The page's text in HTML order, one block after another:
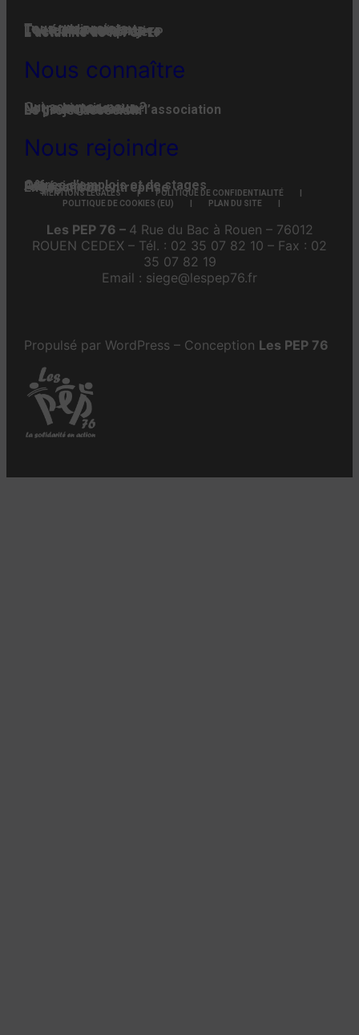
Tous nos projets
Les établissements
Toute l’actualité
L'actualité associative
L’actualité des projets
L’actualité de la FGPEP
Nous connaître
Qui-sommes-nous ?
Notre histoire
Notre organisation
La gouvernance de l’association
Le projet associatif
Nous rejoindre
Offres d’emplois et de stages
Adhésion
Faire un don
Engager son entreprise
MENTIONS LÉGALES
POLITIQUE DE CONFIDENTIALITÉ
POLITIQUE DE COOKIES (EU)
PLAN DU SITE
Les PEP 76 – 4 Rue du Bac à Rouen – 76012
ROUEN CEDEX – Tél. : 02 35 07 82 10 – Fax : 02
35 07 82 19
Email : siege@lespep76.fr
Propulsé par WordPress – Conception Les PEP 76